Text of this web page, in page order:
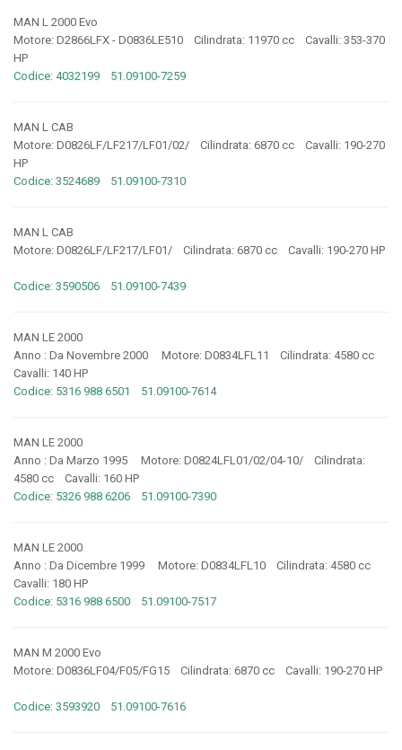
MAN L 2000 Evo
Motore: D2866LFX - D0836LE510 Cilindrata: 11970 cc Cavalli: 353-370
HP
Codice: 4032199 51.09100-7259
MAN L CAB
Motore: D0826LF/LF217/LF01/02/ Cilindrata: 6870 cc Cavalli: 190-270
HP
Codice: 3524689 51.09100-7310
MAN L CAB
Motore: D0826LF/LF217/LF01/ Cilindrata: 6870 cc Cavalli: 190-270 HP
Codice: 3590506 51.09100-7439
MAN LE 2000
Anno : Da Novembre 2000 Motore: D0834LFL11 Cilindrata: 4580 cc
Cavalli: 140 HP
Codice: 5316 988 6501 51.09100-7614
MAN LE 2000
Anno : Da Marzo 1995 Motore: D0824LFL01/02/04-10/ Cilindrata:
4580 cc Cavalli: 160 HP
Codice: 5326 988 6206 51.09100-7390
MAN LE 2000
Anno : Da Dicembre 1999 Motore: D0834LFL10 Cilindrata: 4580 cc
Cavalli: 180 HP
Codice: 5316 988 6500 51.09100-7517
MAN M 2000 Evo
Motore: D0836LF04/F05/FG15 Cilindrata: 6870 cc Cavalli: 190-270 HP
Codice: 3593920 51.09100-7616